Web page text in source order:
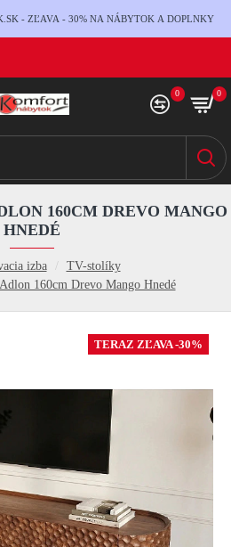
- ZĽAVA - 30% NA NÁBYTOK A DOPLNKY
0 0
izba
TV-stolíky
160cm Drevo Mango Hnedé
160CM DREVO MANGO
HNEDÉ
TERAZ ZĽAVA -30%